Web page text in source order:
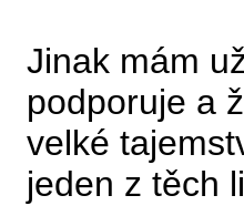
Jinak mám
podporuje a
velké
jeden z těch